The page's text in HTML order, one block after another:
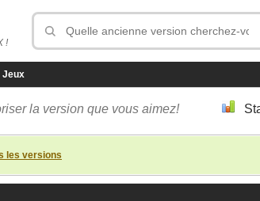
!
Jeux
la version que vous aimez!
les versions